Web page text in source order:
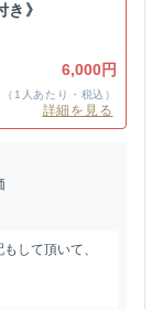
》
6,000円
（1人あたり・税込）
詳細を見る
して頂いて、